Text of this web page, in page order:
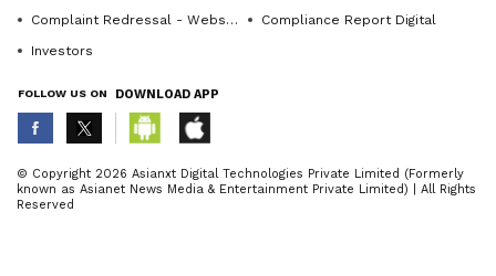
Related Articles
ಅತಿವೇಗದ ಚಾಲನೆ ಪ್ರಶ್ನಿಸಿದ್ದಕ್ಕೆ ಯುವ ಕಾಂಗ್ರೆಸ್
ನಾಯಕಿಗೆ ಅಶ್ಲೀಲ ಸನ್ನೆ ತೋರಿದವ ಸೆರೆ
ಅಶ್ಲೀಲ ಸನ್ನೆ: ನಟ ಶಾರೂಕ್ ಪುತ್ರನ ವಿರುದ್ಧ
ಎಫ್‌ಐಆರ್?
ABOUT THE AUTHOR
K KannadaprabhaNewsNetwork
Complaint Redressal - Website
Compliance Report Digital
Investors
FOLLOW US ON DOWNLOAD APP
© Copyright 2026 Asianxt Digital Technologies Private Limited (Formerly
known as Asianet News Media & Entertainment Private Limited) | All Rights
Reserved